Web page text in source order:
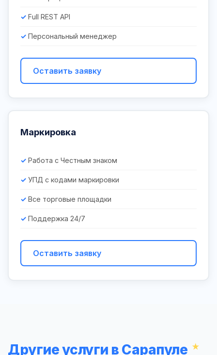
Full REST API
Персональный менеджер
Оставить заявку
Маркировка
Работа с Честным знаком
УПД с кодами маркировки
Все торговые площадки
Поддержка 24/7
Оставить заявку
Другие услуги в Сарапуле